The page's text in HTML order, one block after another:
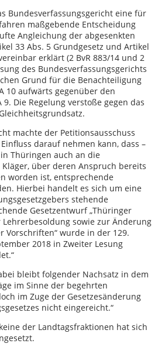
Bundesverfassungsgericht eine für
maßgebende Entscheidung
Angleichung der abgesenkten
33 Abs. 5 Grundgesetz und Artikel
erklärt (2 BvR 883/14 und 2
des Bundesverfassungsgerichts
Grund für die Benachteiligung
10 aufwärts gegenüber den
9. Die Regelung verstoße gegen das
machte der Petitionsausschuss
darauf nehmen kann, dass –
Thüringen auch an die
über deren Anspruch bereits
worden ist, entsprechende
Hierbei handelt es sich um eine
stehende
Gesetzentwurf „Thüringer
sowie zur Änderung
wurde in der 129.
2018 in Zweiter Lesung
bleibt folgender Nachsatz in dem
im Sinne der begehrten
im Zuge der Gesetzesänderung
nicht eingereicht.“
der Landtagsfraktionen hat sich